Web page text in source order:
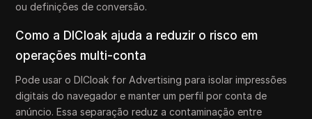
ou definições de conversão.
Como a DICloak ajuda a reduzir o risco em
operações multi-conta
Pode usar o DICloak for Advertising para isolar impressões
digitais do navegador e manter um perfil por conta de
anúncio. Essa separação reduz a contaminação entre